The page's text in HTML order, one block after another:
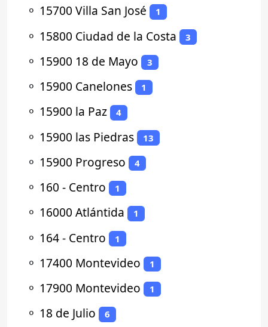
⚬ 15700 Villa San José 1
⚬ 15800 Ciudad de la Costa 3
⚬ 15900 18 de Mayo 3
⚬ 15900 Canelones 1
⚬ 15900 la Paz 4
⚬ 15900 las Piedras 13
⚬ 15900 Progreso 4
⚬ 160 - Centro 1
⚬ 16000 Atlántida 1
⚬ 164 - Centro 1
⚬ 17400 Montevideo 1
⚬ 17900 Montevideo 1
⚬ 18 de Julio 6